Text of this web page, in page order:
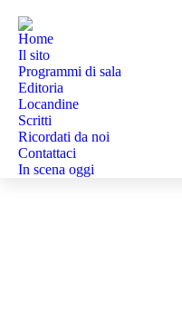
Home
Il sito
Programmi di sala
Editoria
Locandine
Scritti
Ricordati da noi
Contattaci
In scena oggi